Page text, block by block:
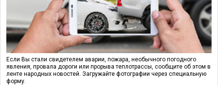
Если Вы стали свидетелем аварии, пожара, необычного погодного
явления, провала дороги или прорыва теплотрассы, сообщите об этом в
ленте народных новостей. Загружайте фотографии через специальную
форму.